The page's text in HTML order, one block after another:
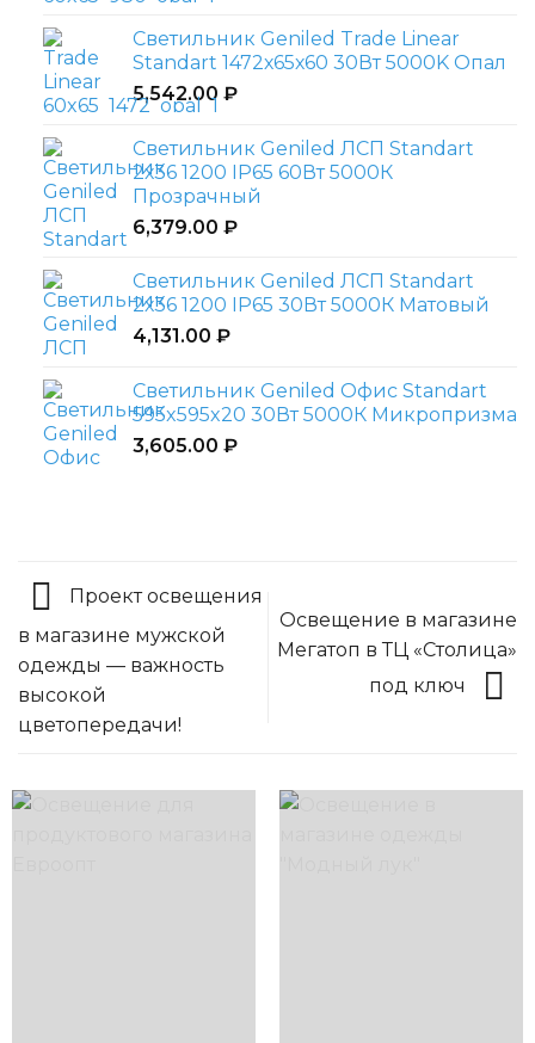
Светильник Geniled Trade Linear
Standart 1472х65х60 30Вт 5000K Опал
5,542.00 ₽
Светильник Geniled ЛСП Standart
2х36 1200 IP65 60Вт 5000К
Прозрачный
6,379.00 ₽
Светильник Geniled ЛСП Standart
2х36 1200 IP65 30Вт 5000К Матовый
4,131.00 ₽
Светильник Geniled Офис Standart
595x595x20 30Вт 5000К Микропризма
3,605.00 ₽
Проект освещения
в магазине мужской
одежды — важность
высокой
цветопередачи!
Освещение в магазине
Мегатоп в ТЦ «Столица»
под ключ